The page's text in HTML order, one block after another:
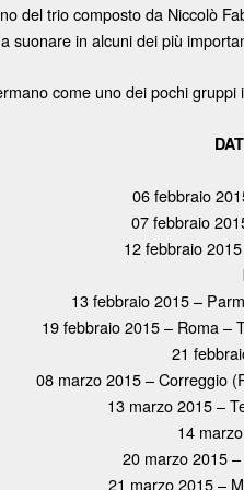
del trio composto da Niccolò
suonare in alcuni dei più
come uno dei pochi gruppi
06 febbraio
07 febbraio
12 febbraio
13 febbraio 2015 –
19 febbraio 2015 – Roma –
21
08 marzo 2015 – Correggio
13 marzo 2015 –
14
20 marzo 2015
21 marzo 2015 –